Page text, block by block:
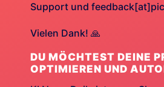
Support und
Vielen Dank! 🙏
DU MÖCHTEST DEINE
OPTIMIEREN UND